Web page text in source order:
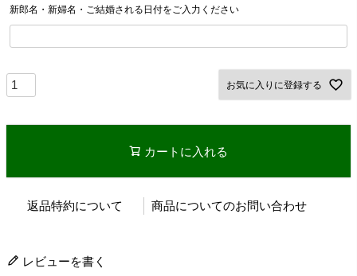
新郎名・新婦名・ご結婚される日付をご入力ください
お気に入りに登録する
カートに入れる
返品特約について 商品についてのお問い合わせ
レビューを書く